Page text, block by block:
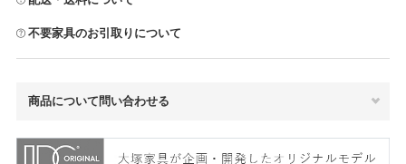
不要家具のお引取りについて
商品について問い合わせる